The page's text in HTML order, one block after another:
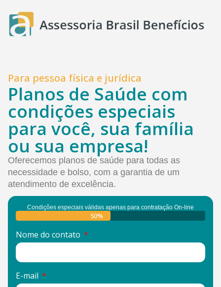
Para pessoa física e jurídica
Planos de Saúde com
condições especiais
para você, sua família
ou sua empresa!
Oferecemos planos de saúde para todas as
necessidade e bolso, com a garantia de um
atendimento de excelência.
Condições especiais válidas apenas para contratação On-line
50%
Nome do contato
E-mail